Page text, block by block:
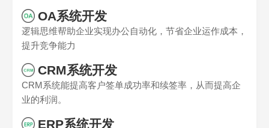
OA系统开发
逻辑思维帮助企业实现办公自动化，节省企业运作成本，
提升竞争能力
CRM系统开发
CRM系统能提高客户签单成功率和续签率，从而提高企
业的利润。
ERP系统开发